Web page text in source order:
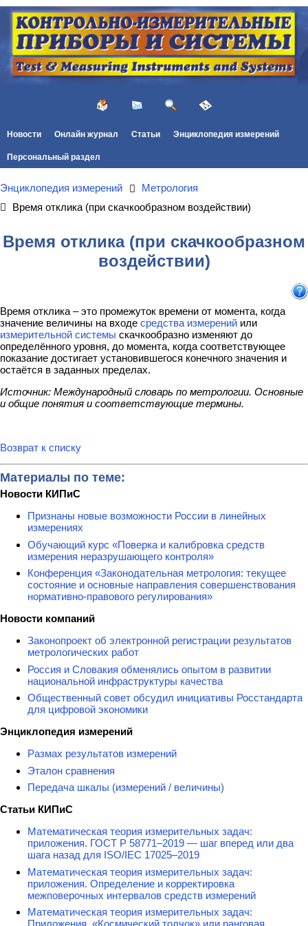
Новости Онлайн журнал Статьи Энциклопедия измерений
Персональный раздел
Энциклопедия измерений
Метрология
Время отклика (при скачкообразном воздействии)
Время отклика (при скачкообразном
воздействии)
Время отклика – это промежуток времени от момента, когда
значение величины на входе средства измерений или
измерительной системы скачкообразно изменяют до
определённого уровня, до момента, когда соответствующее
показание достигает установившегося конечного значения и
остаётся в заданных пределах.
Источник: Международный словарь по метрологии. Основные
и общие понятия и соответствующие термины.
Возврат к списку
Материалы по теме:
Новости КИПиС
Признаны новые возможности России в линейных
измерениях
Обучающий курс «Поверка и калибровка средств
измерения неразрушающего контроля»
Конференция «Законодательная метрология: текущее
состояние и основные направления совершенствования
нормативно-правового регулирования»
Новости компаний
Законопроект об электронной регистрации результатов
метрологических работ
Россия и Словакия обменялись опытом в развитии
национальной инфраструктуры качества
Общественный совет обсудил инициативы Росстандарта
для цифровой экономики
Энциклопедия измерений
Размах результатов измерений
Эталон сравнения
Передача шкалы (измерений / величины)
Статьи КИПиС
Математическая теория измерительных задач:
приложения. ГОСТ Р 58771–2019 — шаг вперед или два
шага назад для ISO/IEC 17025–2019
Математическая теория измерительных задач:
приложения. Определение и корректировка
межповерочных интервалов средств измерений
Математическая теория измерительных задач:
Приложения. «Космический толчок» или ранговая